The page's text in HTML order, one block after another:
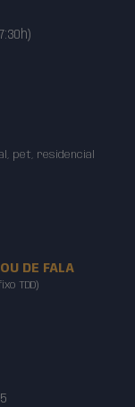
pet, residencial
DE FALA
TDD)